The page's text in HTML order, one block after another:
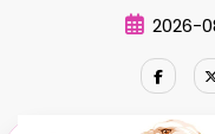
2026-